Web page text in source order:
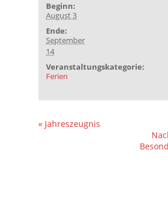
Beginn:
August 3
Ende:
September
14
Veranstaltungskategorie:
Ferien
«Jahreszeugnis